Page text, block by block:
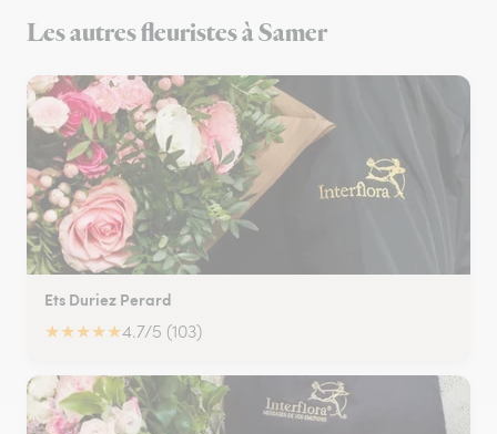
Les autres fleuristes à Samer
Ets Duriez Perard
★★★★★4.7/5 (103)